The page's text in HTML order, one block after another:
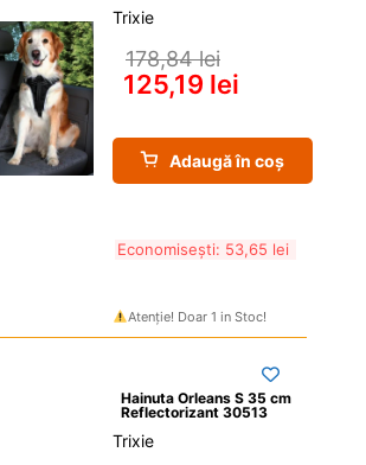
Trixie
178,84 lei
125,19 lei
Adaugă în coș
Economisești: 53,65 lei
Atenție! Doar 1 in Stoc!
Hainuta Orleans S 35 cm
Reflectorizant 30513
Trixie